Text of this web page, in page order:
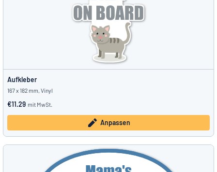
Aufkleber
167 x 182 mm, Vinyl
€11.29 mit MwSt.
Anpassen